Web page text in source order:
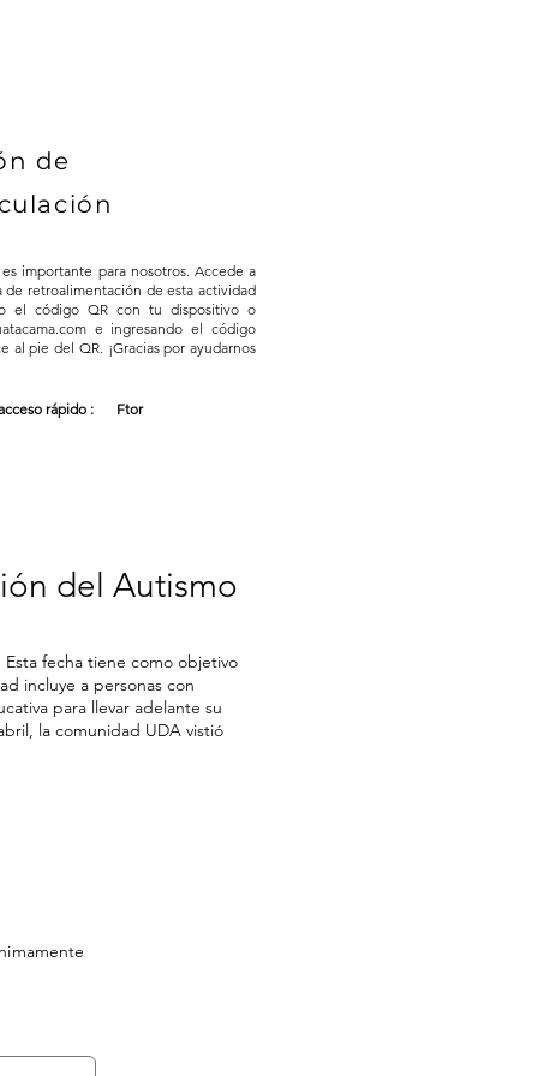
de
importante para nosotros. Accede a
de retroalimentación de esta actividad
el código QR con tu dispositivo o
e ingresando el código
al pie del QR. ¡Gracias por ayudarnos
rápido : Ftor
del Autismo
fecha tiene como objetivo
incluye a personas con
para llevar adelante su
la comunidad UDA vistió